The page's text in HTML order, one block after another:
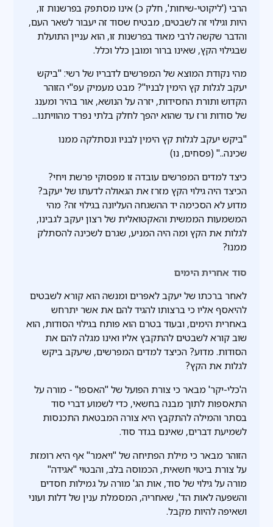
הרבי ('ליקוטי-שיחות', חלק כ) אינו מסתפק בפרשנות זו,
היות וגילוי זה לשבטים, מבטיח שסוד זה יעבור לשאר העם,
והדבר שקשה לרבי מאוד בפרשנות זו, הוא עניין התועלת
שבגילוי הקץ, שאינו ברור ומובן כלל וכלל.
מהי נקודת המוצא של המפרשים לדבריו של רשי: "ביקש
יעקב לגלות קץ הימין לבניו"? מבט מעמיק עפ"י הזוהר
הקדוש ותורת החסידות, יזרה על הנושא, אור בהיר ומענג
של סודות ורז עד שהוא יהפך לחלק בלתי נפרד מהוויתנו...
"ביקש יעקב לגלות קץ הימין לבניו ונסתלקה ממנו
שכינה.." (פסחים, נו)
כיצד למדים המפרשים עובדה זו מפסוקי פרשת ויחי?
הכיצד היה גילוי הקץ מזרז את הגאולה לדעתו של יעקב?
מדוע לא הסכימה יד ההשגחה העליונה בגילוי זה? מהי
המשמעות הממשית והאקטואלית של רצון יעקב לגבינו,
לגלות את הקץ ומה היה המניע, שגרם לשכינה להסתלק
ממנו?
סוד אחרית הימים
לאחר ברכתו של יעקב לאפרים ומנשה הוא קורא לשבטים
להיאסף אליו כי ברצותו להגיד להם את אשר יתרחש
באחרית הימים, ובעוד בטרם הוא פותח בגילוי הסודות, הוא
שוב קורא לשבטים להתקבץ אליו ואינו מגלה להם את
הסודות. מדוע? הכיצד למדים המפרשים, שיעקב ביקש
לגלות את הקץ?
ה'כלי-יקר' מבאר כי צורת הפועל של "האספו" - מורה על
התאספות לתוך מבנה בחשאי, כדי לשמוע דברי סוד
בסתר והמילה להתקבץ היא צורה המבטאת התכנסות
לשמיעת דברים, שאינם בגדר סוד.
הזוהר מבאר כי מילת הפתיחה של "ויאמר" אף היא רומזת
על צורת ביטוי חשאית, הכמוסה בלב, והבטוי "אגידה"
מורה על גילוי של סוד, אות הג' מורה על גמילות חסדים
והשפעה לאות הד', שאחריה, המסמלת ענין של דלות ועוני
ושאיפה להיות מקבל.